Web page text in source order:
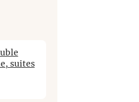
suites